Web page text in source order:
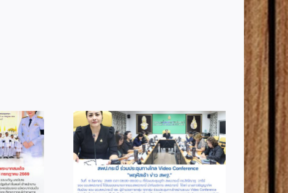
2 info 4-2